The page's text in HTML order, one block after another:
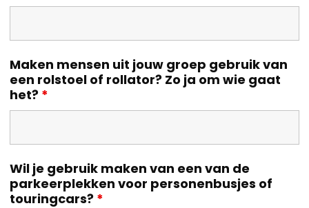
Maken mensen uit jouw groep gebruik van
een rolstoel of rollator? Zo ja om wie gaat
het? *
Wil je gebruik maken van een van de
parkeerplekken voor personenbusjes of
touringcars? *